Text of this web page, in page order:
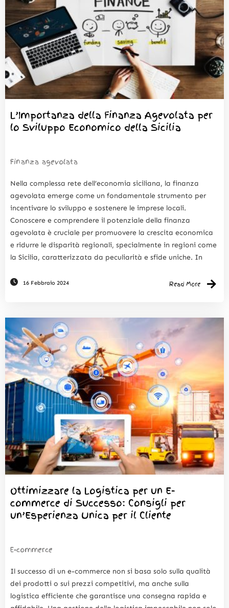
L’Importanza della Finanza Agevolata per
lo Sviluppo Economico della Sicilia
Finanza agevolata
Nella complessa rete dell’economia siciliana, la finanza
agevolata emerge come un fondamentale strumento per
incentivare lo sviluppo e sostenere le imprese locali.
Conoscere e comprendere il potenziale della finanza
agevolata è cruciale per promuovere la crescita economica
e ridurre le disparità regionali, specialmente in regioni come
la Sicilia, caratterizzata da peculiarità e sfide uniche. In
16 Febbraio 2024 Read More
Ottimizzare la Logistica per un E-
commerce di Successo: Consigli per
un’Esperienza Unica per il Cliente
E-commerce
Il successo di un e-commerce non si basa solo sulla qualità
dei prodotti o sui prezzi competitivi, ma anche sulla
logistica efficiente che garantisce una consegna rapida e